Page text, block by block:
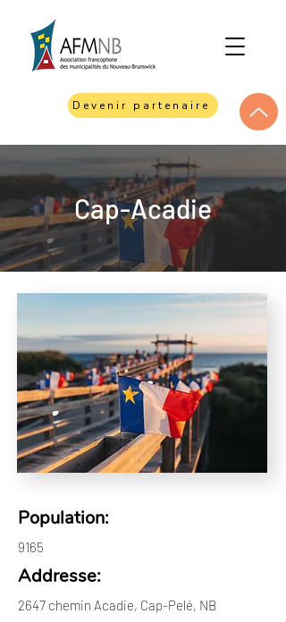
Devenir partenaire
Cap-Acadie
Population:
9165
Addresse:
2647 chemin Acadie, Cap-Pelé, NB